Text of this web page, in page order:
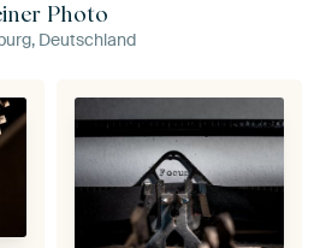
Photo
Deutschland